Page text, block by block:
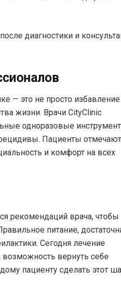
диагностики и
— это не просто избавление
жизни. Врачи CityClinic
одноразовые
Пациенты отмечают
и комфорт на всех
рекомендаций врача, чтобы
питание,
Сегодня лечение
возможность вернуть себе
пациенту сделать этот